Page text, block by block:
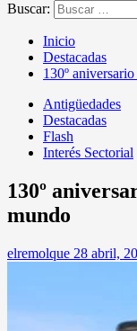
Buscar:
Inicio
Destacadas
130º
Antigüedades
Destacadas
Flash
Interés Sectorial
130º
mundo
elremolque 28 abril,